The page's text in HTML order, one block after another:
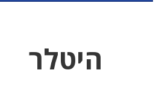
היטלר